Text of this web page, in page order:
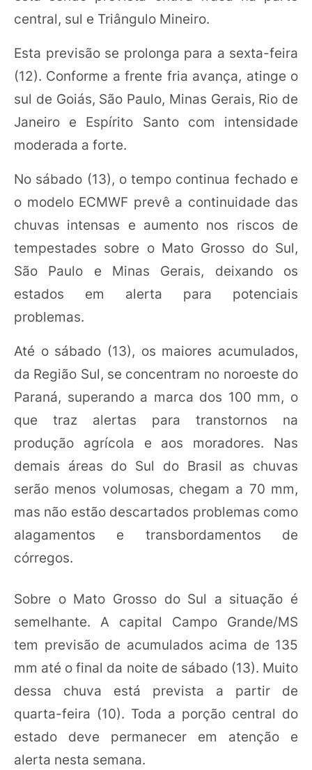
central, sul e Triângulo Mineiro.
Esta previsão se prolonga para a sexta-feira
(12). Conforme a frente fria avança, atinge o
sul de Goiás, São Paulo, Minas Gerais, Rio de
Janeiro e Espírito Santo com intensidade
moderada a forte.
No sábado (13), o tempo continua fechado e
o modelo ECMWF prevê a continuidade das
chuvas intensas e aumento nos riscos de
tempestades sobre o Mato Grosso do Sul,
São Paulo e Minas Gerais, deixando os
estados em alerta para potenciais
problemas.
Até o sábado (13), os maiores acumulados,
da Região Sul, se concentram no noroeste do
Paraná, superando a marca dos 100 mm, o
que traz alertas para transtornos na
produção agrícola e aos moradores. Nas
demais áreas do Sul do Brasil as chuvas
serão menos volumosas, chegam a 70 mm,
mas não estão descartados problemas como
alagamentos e transbordamentos de
córregos.
Sobre o Mato Grosso do Sul a situação é
semelhante. A capital Campo Grande/MS
tem previsão de acumulados acima de 135
mm até o final da noite de sábado (13). Muito
dessa chuva está prevista a partir de
quarta-feira (10). Toda a porção central do
estado deve permanecer em atenção e
alerta nesta semana.